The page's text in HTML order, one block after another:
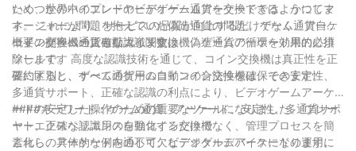
ため、世界中のプレーヤーがゲーム通貨を交換できるようにしま
す。 これにより、サービスの品質が向上するだけでなく、アーケ
ードの顧客ベースも拡大します。
いくつかのハイエンドのビデオゲームアーケードでは、かつてマ
ネージャーが問題を抱えていた偽造通貨の問題。 ゲーム通貨自動
コイン交換機の正確な認識関数は、偽造通貨の循環を効果的に排
除します。 高度な認識技術を通じて、コイン交換機は真正性を正
確に区別し、すべてのゲームコインの合法性を確保できます。
概要：ゲーム通貨自動コイン交換機、ゲームアーケード用の必須
ツールです
要約すると、ゲーム通貨用の自動コイン交換機は、その安定性、
多通貨サポート、正確な認識の利点により、ビデオゲームアーケ
ードの安定した操作のための重要なツールになりました。 プレー
ヤーエクスペリエンスを強化するだけでなく、管理プロセスを簡
素化し、アーケード内の不可欠なデジタルデバイスになります。
####キーワード：ゲーム通貨、アーケード、安定性、多通貨サポ
ート、正確な認識用の自動コイン交換機
これらの具体的な例を通じて、ビデオゲームアーケードの運用に